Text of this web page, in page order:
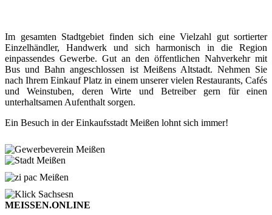
Im gesamten Stadtgebiet finden sich eine Vielzahl gut sortierter
Einzelhändler, Handwerk und sich harmonisch in die Region
einpassendes Gewerbe. Gut an den öffentlichen Nahverkehr mit
Bus und Bahn angeschlossen ist Meißens Altstadt. Nehmen Sie
nach Ihrem Einkauf Platz in einem unserer vielen Restaurants, Cafés
und Weinstuben, deren Wirte und Betreiber gern für einen
unterhaltsamen Aufenthalt sorgen.
Ein Besuch in der Einkaufsstadt Meißen lohnt sich immer!
MEISSEN.ONLINE